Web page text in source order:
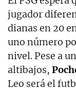
jugador
dianas en 20
uno número
nivel. Pese a
altibajos,
Leo será el